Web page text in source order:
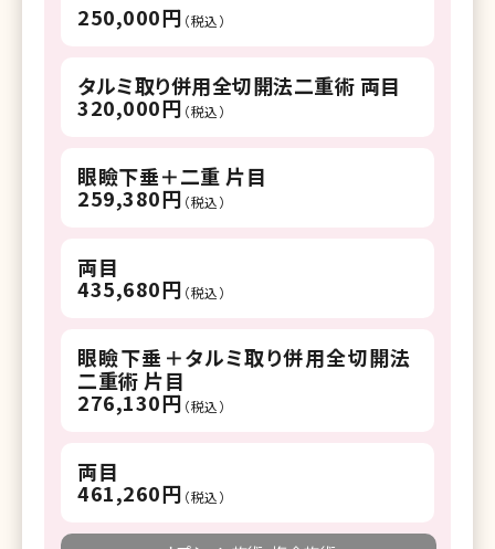
250,000円 （税込）
タルミ取り併用全切開法二重術 両目
320,000円 （税込）
眼瞼下垂＋二重 片目
259,380円 （税込）
両目
435,680円 （税込）
眼瞼下垂＋タルミ取り併用全切開法
二重術 片目
276,130円 （税込）
両目
461,260円 （税込）